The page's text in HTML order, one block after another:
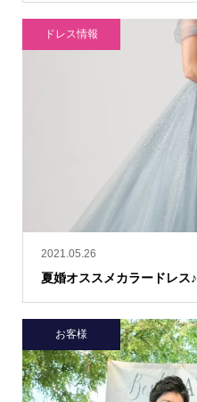
2021.05.26
夏婚オススメカラードレス♪
ドレス情報
お客様